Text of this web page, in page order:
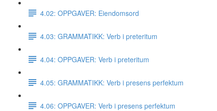
4.02: OPPGAVER: Eiendomsord
4.03: GRAMMATIKK: Verb i preteritum
4.04: OPPGAVER: Verb i preteritum
4.05: GRAMMATIKK: Verb i presens perfektum
4.06: OPPGAVER: Verb i presens perfektum